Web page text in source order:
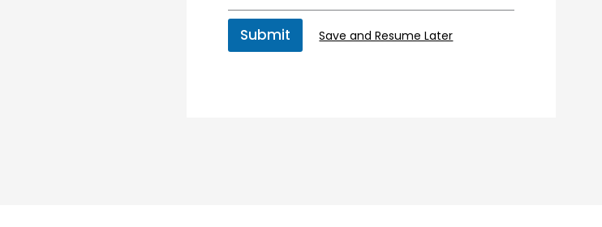
Submit Save and Resume Later